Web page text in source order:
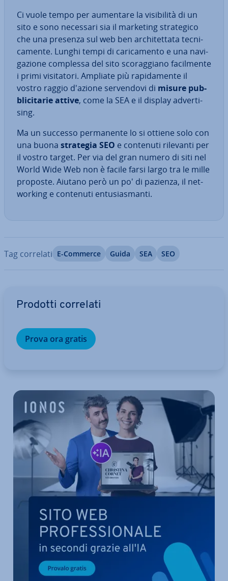
Ci vuole tempo per aumentare la vi­si­bi­li­tà di un
sito e sono necessari sia il marketing stra­te­gi­co
che una presenza sul web ben ar­chi­tet­ta­ta tec­ni­
ca­men­te. Lunghi tempi di ca­ri­ca­men­to e una na­vi­
ga­zio­ne complessa del sito sco­rag­gia­no fa­cil­men­te
i primi vi­si­ta­to­ri. Ampliate più ra­pi­da­men­te il
vostro raggio d'azione ser­ven­do­vi di misure pub­
bli­ci­ta­rie attive, come la SEA e il display ad­ver­ti­
sing.
Ma un successo per­ma­nen­te lo si ottiene solo con
una buona strategia SEO e contenuti rilevanti per
il vostro target. Per via del gran numero di siti nel
World Wide Web non è facile farsi largo tra le mille
proposte. Aiutano però un po' di pazienza, il net­
wor­king e contenuti en­tu­sia­sman­ti.
Tag correlati E-Commerce Guida SEA SEO
Prodotti correlati
Prova ora gratis